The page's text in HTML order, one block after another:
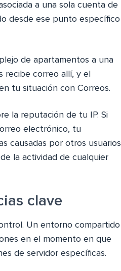
a una sola cuenta de
desde ese punto específico
de apartamentos a una
recibe correo allí, y el
tu situación con Correos.
la reputación de tu IP. Si
electrónico, tu
causadas por otros usuarios
la actividad de cualquier
clave
Un entorno compartido
en el momento en que
de servidor específicas.